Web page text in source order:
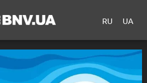
RU UA